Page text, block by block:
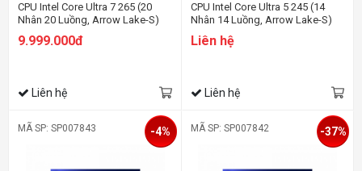
CPU Intel Core Ultra 7 265 (20
Nhân 20 Luồng, Arrow Lake-S)
9.999.000đ
Liên hệ
CPU Intel Core Ultra 5 245 (14
Nhân 14 Luồng, Arrow Lake-S)
Liên hệ
Liên hệ
MÃ SP: SP007843 -4% MÃ SP: SP007842 -37%